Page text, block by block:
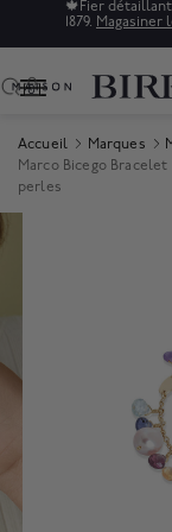
🍁 Fier
1879. Magasiner
0
Accueil Marques
Marco Bicego
perles
Product